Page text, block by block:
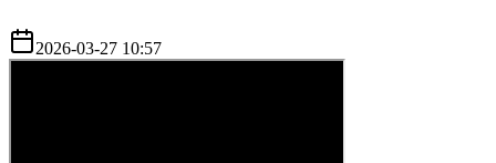
2026-03-27 10:57